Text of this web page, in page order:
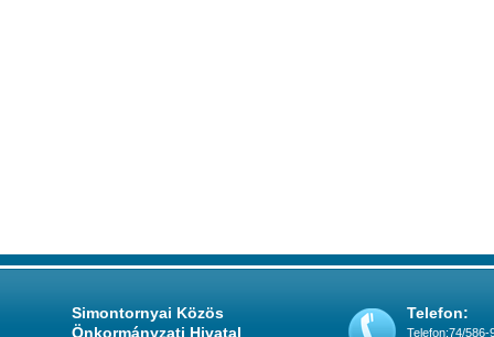
Simontornyai Közös
Önkormányzati Hivatal
Telefon:
Telefon:74/586-